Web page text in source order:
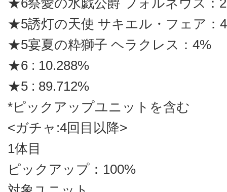
★6祭愛の水戯公爵 フォルネウス：
★5誘灯の天使 サキエル・フェア：
★5宴夏の粋獅子 ヘラクレス：4%
★6 : 10.288%
★5 : 89.712%
*ピックアップユニットを含む
<ガチャ:4回目以降>
1体目
ピックアップ：100%